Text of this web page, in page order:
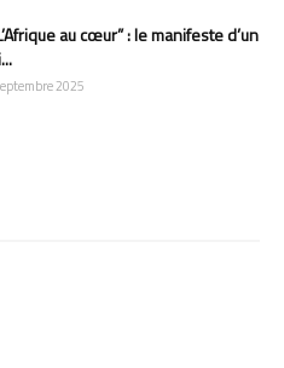
au cœur” : le manifeste d’un
2025